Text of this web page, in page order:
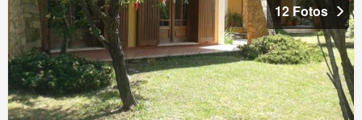
12 Fotos